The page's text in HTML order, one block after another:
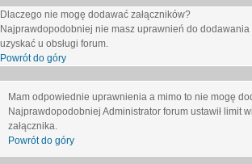
Dlaczego nie mogę dodawać załączników?
Najprawdopodobniej nie masz uprawnień do
uzyskać u obsługi forum.
Powrót do góry
Mam odpowiednie uprawnienia a mimo to nie mogę
Najprawdopodobniej Administrator forum ustawił limit
załącznika.
Powrót do góry